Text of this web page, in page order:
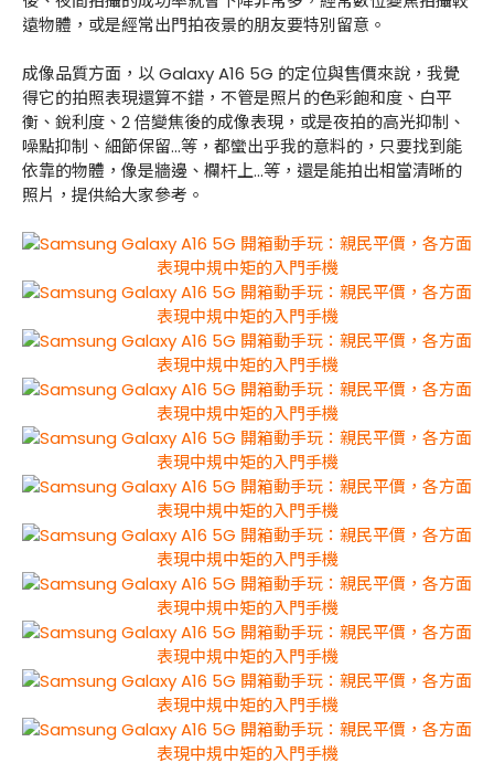
遠物體，或是經常出門拍夜景的朋友要特別留意。
成像品質方面，以 Galaxy A16 5G 的定位與售價來說，我覺
得它的拍照表現還算不錯，不管是照片的色彩飽和度、白平
衡、銳利度、2 倍變焦後的成像表現，或是夜拍的高光抑制、
噪點抑制、細節保留...等，都蠻出乎我的意料的，只要找到能
依靠的物體，像是牆邊、欄杆上...等，還是能拍出相當清晰的
照片，提供給大家參考。